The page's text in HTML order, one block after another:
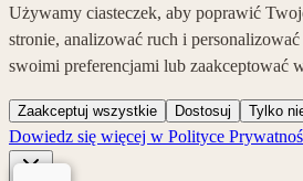
Używamy ciasteczek, aby poprawić
stronie, analizować ruch i
swoimi preferencjami lub zaakceptować
Zaakceptuj wszystkie Dostosuj Tylko
Dowiedz się więcej w Polityce